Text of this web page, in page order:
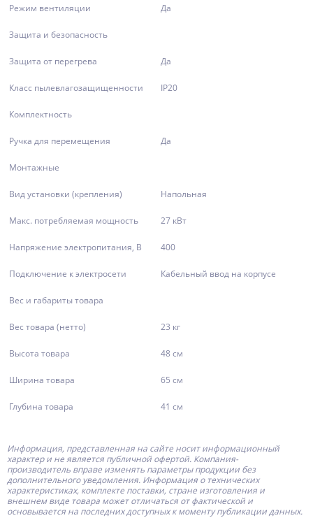
Режим вентиляции Да
Защита и безопасность
Защита от перегрева Да
Класс пылевлагозащищенности IP20
Комплектность
Ручка для перемещения Да
Монтажные
Вид установки (крепления) Напольная
Макс. потребляемая мощность 27 кВт
Напряжение электропитания, В 400
Подключение к электросети Кабельный ввод на корпусе
Вес и габариты товара
Вес товара (нетто) 23 кг
Высота товара 48 см
Ширина товара 65 см
Глубина товара 41 см
Информация, представленная на сайте носит информационный
характер и не является публичной офертой. Компания-
производитель вправе изменять параметры продукции без
дополнительного уведомления. Информация о технических
характеристиках, комплекте поставки, стране изготовления и
внешнем виде товара может отличаться от фактической и
основывается на последних доступных к моменту публикации данных.